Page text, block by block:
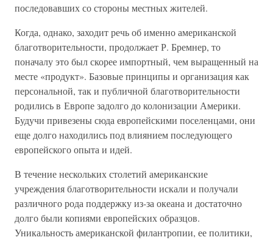
последовавших со стороны местных жителей.
Когда, однако, заходит речь об именно американской
благотворительности, продолжает Р. Бремнер, то
поначалу это был скорее импортный, чем выращенный на
месте «продукт». Базовые принципы и организация как
персональной, так и публичной благотворительности
родились в Европе задолго до колонизации Америки.
Будучи привезены сюда европейскими поселенцами, они
еще долго находились под влиянием последующего
европейского опыта и идей.
В течение нескольких столетий американские
учреждения благотворительности искали и получали
различного рода поддержку из-за океана и достаточно
долго были копиями европейских образцов.
Уникальность американской филантропии, ее политики,